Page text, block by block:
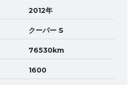
2012年
クーパー S
76530km
1600